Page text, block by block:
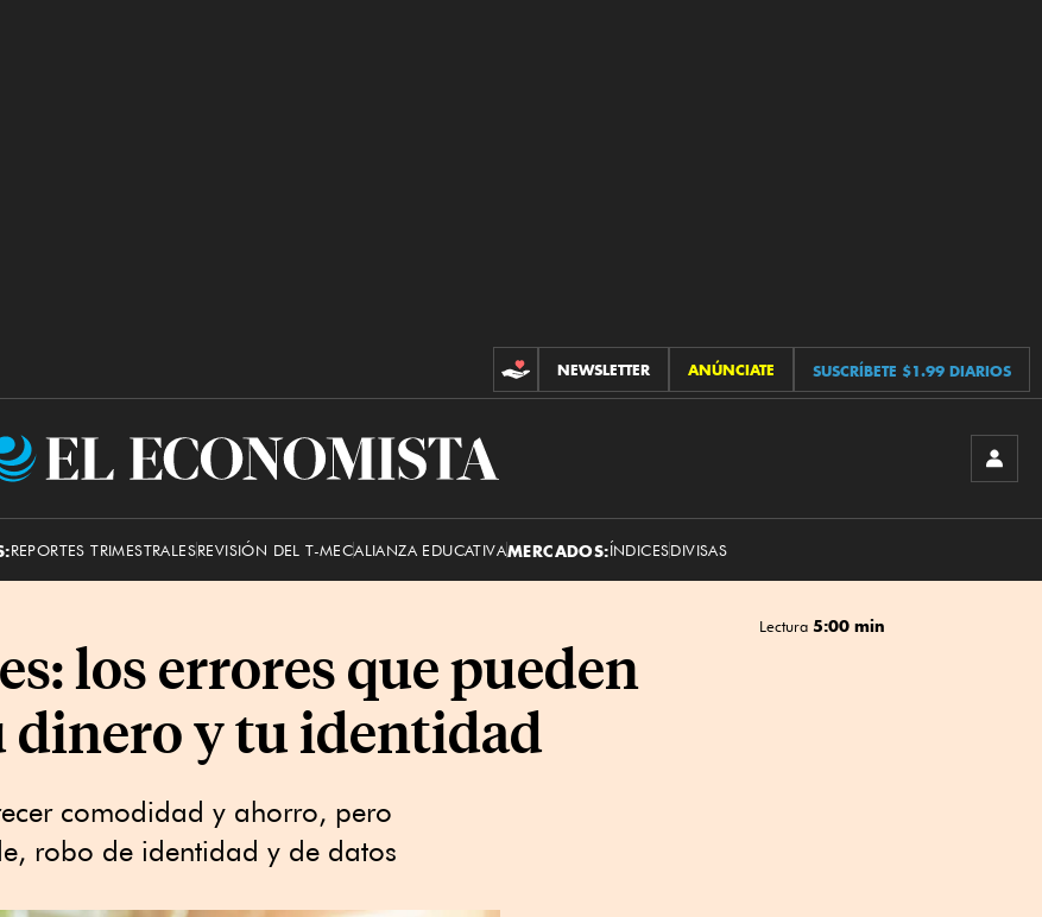
CONTRIBUCIONES
NEWSLETTER ANÚNCIATE SUSCRÍBETE $1.99 DIARIOS
El
REPORTES TRIMESTRALESREVISIÓN DEL T-MECALIANZA EDUCATIVAMERCADOS:ÍNDICESDIVISAS
Lectura 5:00 min
los errores que pueden
y tu identidad
comodidad y ahorro, pero
robo de identidad y de datos